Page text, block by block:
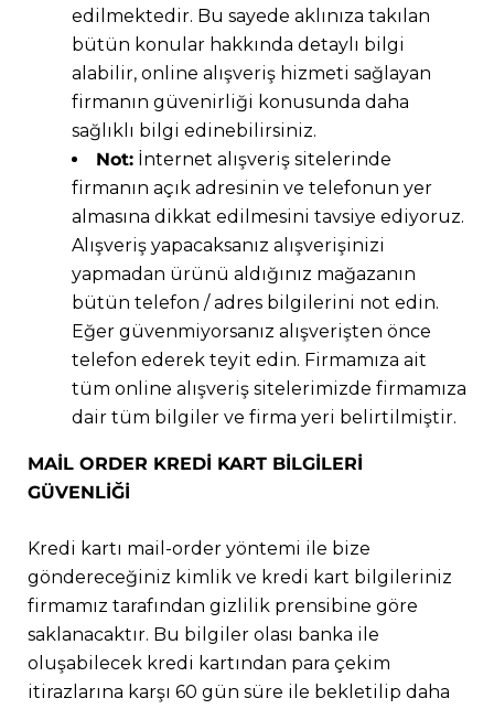
edilmektedir. Bu sayede aklınıza takılan
bütün konular hakkında detaylı bilgi
alabilir, online alışveriş hizmeti sağlayan
firmanın güvenirliği konusunda daha
sağlıklı bilgi edinebilirsiniz.
Not: İnternet alışveriş sitelerinde
firmanın açık adresinin ve telefonun yer
almasına dikkat edilmesini tavsiye ediyoruz.
Alışveriş yapacaksanız alışverişinizi
yapmadan ürünü aldığınız mağazanın
bütün telefon / adres bilgilerini not edin.
Eğer güvenmiyorsanız alışverişten önce
telefon ederek teyit edin. Firmamıza ait
tüm online alışveriş sitelerimizde firmamıza
dair tüm bilgiler ve firma yeri belirtilmiştir.
MAİL ORDER KREDİ KART BİLGİLERİ
GÜVENLİĞİ
Kredi kartı mail-order yöntemi ile bize
göndereceğiniz kimlik ve kredi kart bilgileriniz
firmamız tarafından gizlilik prensibine göre
saklanacaktır. Bu bilgiler olası banka ile
oluşabilecek kredi kartından para çekim
itirazlarına karşı 60 gün süre ile bekletilip daha